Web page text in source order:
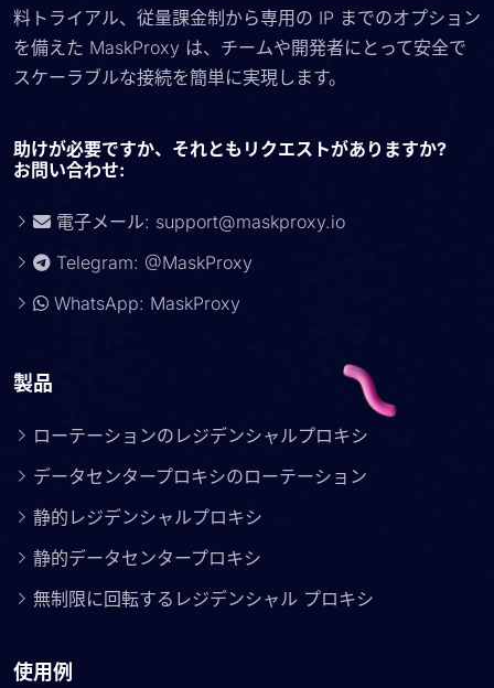
料トライアル、従量課金制から専用の IP までのオプション
を備えた MaskProxy は、チームや開発者にとって安全で
スケーラブルな接続を簡単に実現します。
助けが必要ですか、それともリクエストがありますか?
お問い合わせ:
電子メール: support@maskproxy.io
Telegram: @MaskProxy
WhatsApp: MaskProxy
製品
ローテーションのレジデンシャルプロキシ
データセンタープロキシのローテーション
静的レジデンシャルプロキシ
静的データセンタープロキシ
無制限に回転するレジデンシャル プロキシ
使用例